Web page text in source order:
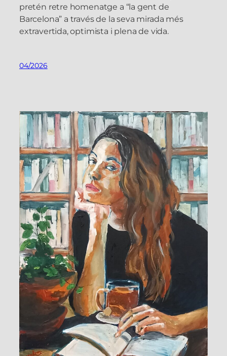
pretén retre homenatge a “la gent de
Barcelona” a través de la seva mirada més
extravertida, optimista i plena de vida.
04/2026